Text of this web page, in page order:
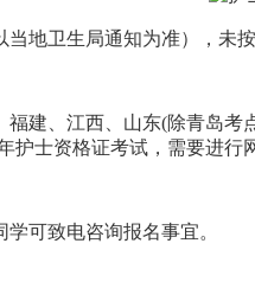
地卫生局通知为准），未
建、江西、山东(除青岛
士资格证考试，需要进行
可致电咨询报名事宜。